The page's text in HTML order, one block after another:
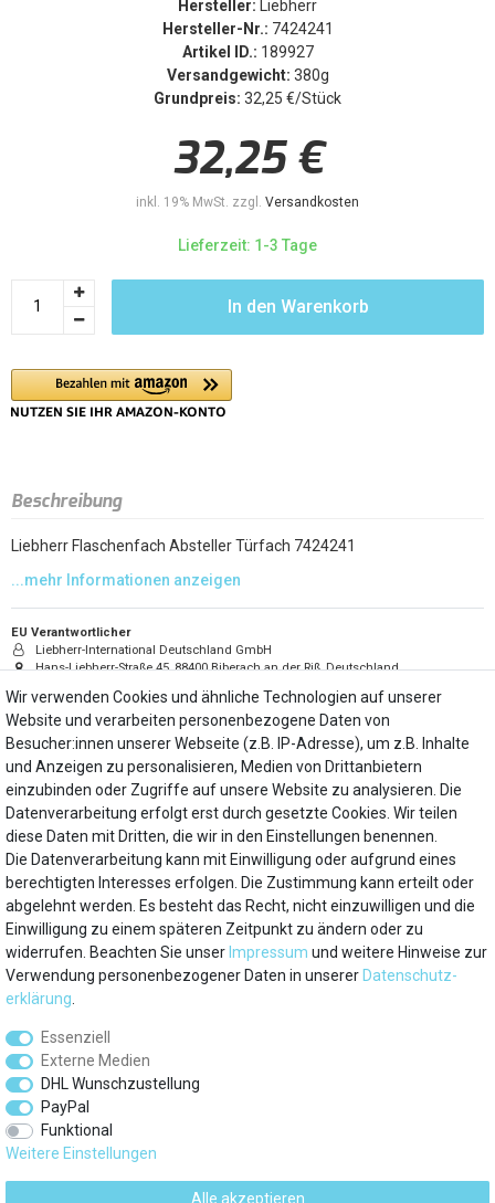
Hersteller: Liebherr
Hersteller-Nr.: 7424241
Artikel ID.: 189927
Versandgewicht: 380g
Grundpreis: 32,25 €/Stück
32,25 €
inkl. 19% MwSt. zzgl. Versandkosten
Lieferzeit: 1-3 Tage
In den Warenkorb
Beschreibung
Liebherr Flaschenfach Absteller Türfach 7424241
EU Verantwortlicher
Liebherr-International Deutschland GmbH
Hans-Liebherr-Straße 45, 88400 Biberach an der Riß, Deutschland
+49 7351 41-0
Hersteller
Liebherr
Mein Konto
Über uns
Besuchen Sie auch
Service
Marken
Zahlungsarten
Wir verwenden Cookies und ähnliche Technologien auf unserer
Website und verarbeiten personenbezogene Daten von
Besucher:innen unserer Webseite (z.B. IP-Adresse), um z.B. Inhalte
und Anzeigen zu personalisieren, Medien von Drittanbietern
einzubinden oder Zugriffe auf unsere Website zu analysieren. Die
Datenverarbeitung erfolgt erst durch gesetzte Cookies. Wir teilen
diese Daten mit Dritten, die wir in den Einstellungen benennen.
Die Datenverarbeitung kann mit Einwilligung oder aufgrund eines
berechtigten Interesses erfolgen. Die Zustimmung kann erteilt oder
abgelehnt werden. Es besteht das Recht, nicht einzuwilligen und die
Einwilligung zu einem späteren Zeitpunkt zu ändern oder zu
widerrufen. Beachten Sie unser Impressum und weitere Hinweise zur
Verwendung personenbezogener Daten in unserer Daten­schutz­
erklärung
Essenziell
Externe Medien
DHL Wunschzustellung
PayPal
Funktional
Weitere Einstellungen
Alle akzeptieren